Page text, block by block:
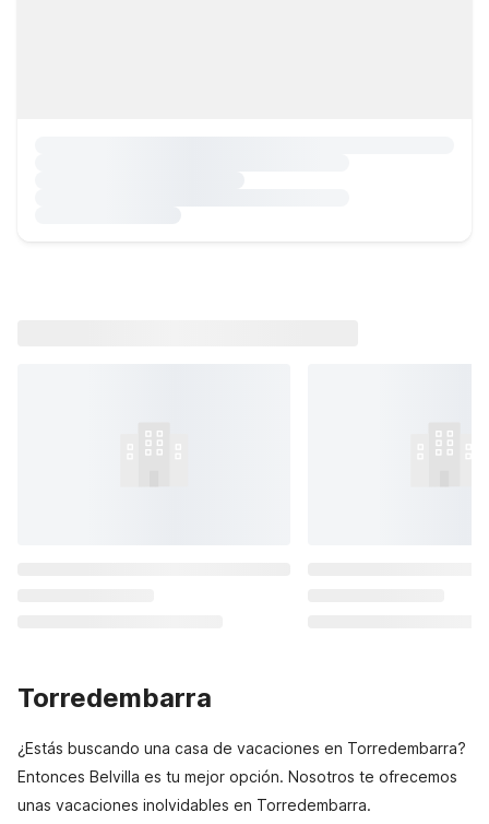
Torredembarra
¿Estás buscando una casa de vacaciones en Torredembarra?
Entonces Belvilla es tu mejor opción. Nosotros te ofrecemos
unas vacaciones inolvidables en Torredembarra.